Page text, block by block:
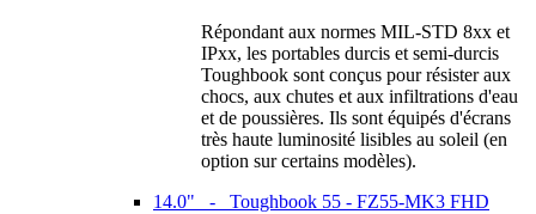
Répondant aux normes MIL-STD 8xx et
IPxx, les portables durcis et semi-durcis
Toughbook sont conçus pour résister aux
chocs, aux chutes et aux infiltrations d'eau
et de poussières. Ils sont équipés d'écrans
très haute luminosité lisibles au soleil (en
option sur certains modèles).
14.0" - Toughbook 55 - FZ55-MK3 FHD